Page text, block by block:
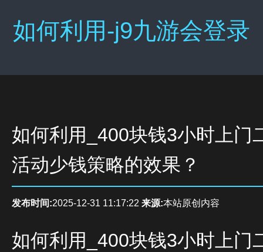
如何利用-j9九游会登录
如何利用_400块钱3小时上门
活动少钱策略的效果？
发布时间:2025-12-31 11:17:22 来源:本站原创内容
如何利用_400块钱3小时上门